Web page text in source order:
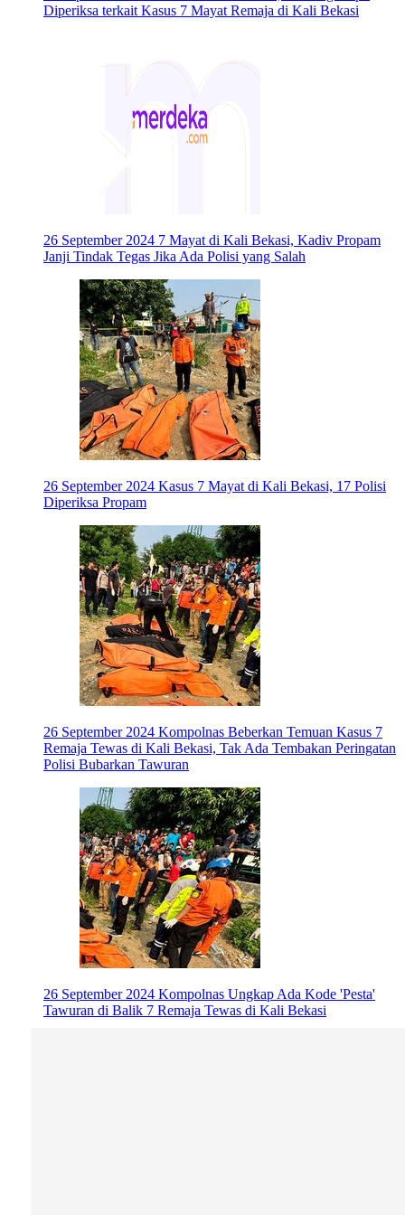
Diperiksa terkait Kasus 7 Mayat Remaja di Kali Bekasi
26 September 2024 7 Mayat di Kali Bekasi, Kadiv Propam
Janji Tindak Tegas Jika Ada Polisi yang Salah
26 September 2024 Kasus 7 Mayat di Kali Bekasi, 17 Polisi
Diperiksa Propam
26 September 2024 Kompolnas Beberkan Temuan Kasus 7
Remaja Tewas di Kali Bekasi, Tak Ada Tembakan Peringatan
Polisi Bubarkan Tawuran
26 September 2024 Kompolnas Ungkap Ada Kode 'Pesta'
Tawuran di Balik 7 Remaja Tewas di Kali Bekasi